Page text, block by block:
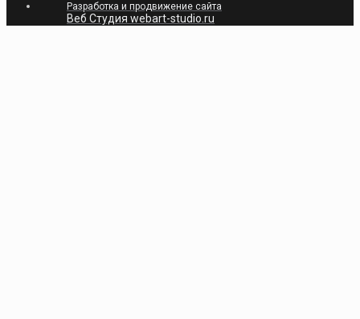
Разработка и продвижение сайта
Веб Студия webart-studio.ru